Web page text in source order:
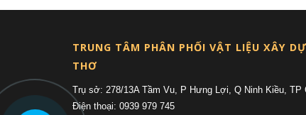
TRUNG TÂM PHÂN PHỐI VẬT LIỆU XÂY
THƠ
Trụ sở: 278/13A Tầm Vu, P Hưng Lợi, Q Ninh Kiều, TP
Điện thoại: 0939 979 745